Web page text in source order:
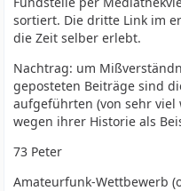
sortiert. Die dritte Link im
die Zeit selber erlebt.
Nachtrag: um
geposteten Beiträge sind
aufgeführten (von sehr
wegen ihrer Historie als
73 Peter
Amateurfunk-Wettbewerb